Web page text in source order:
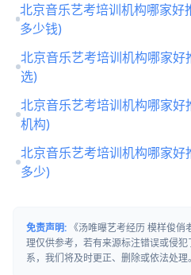
北京音乐艺考培训机构哪家
多少钱)
北京音乐艺考培训机构哪家
选)
北京音乐艺考培训机构哪家
机构)
北京音乐艺考培训机构哪家
多少)
免责声明: 《汤唯曝艺考经历 模样俊
理仅供参考，若有来源标注错误或侵
系，我们将及时更正、删除或依法处